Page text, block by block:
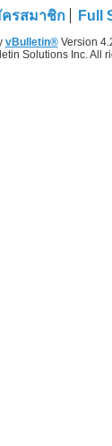
รสมาชิก Full
vBulletin®Version
Solutions Inc. All